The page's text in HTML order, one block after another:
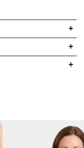
Stoffgewichts (180